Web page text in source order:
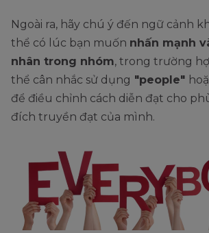
Ngoài ra, hãy chú ý đến ngữ cảnh
thể có lúc bạn muốn nhấn mạnh
nhân trong nhóm, trong trường
thể cân nhắc sử dụng "people"
để điều chỉnh cách diễn đạt cho
đích truyền đạt của mình.